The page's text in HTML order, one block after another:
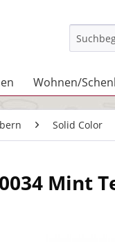
Wohnen/
Solid Color
Mint